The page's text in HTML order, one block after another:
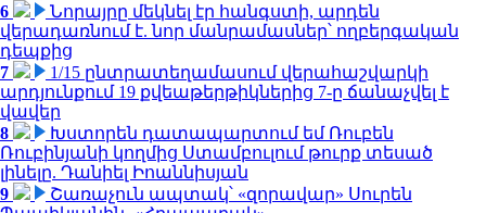
6
Նորայրը մեկնել էր հանգստի, արդեն
վերադառնում է. նոր մանրամասներ՝ ողբերգական
դեպքից
7
1/15 ընտրատեղամասում վերահաշվարկի
արդյունքում 19 քվեաթերթիկներից 7-ը ճանաչվել է
վավեր
8
Խստորեն դատապարտում եմ Ռուբեն
Ռուբինյանի կողմից Ստամբուլում թուրք տեսած
լինելը. Դանիել Իոաննիսյան
9
Շառաչուն ապտակ՝ «զորավար» Սուրեն